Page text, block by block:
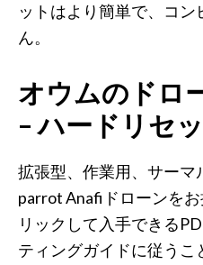
ットはより簡単で、コ
ん。
オウムのドロ
– ハードリセ
拡張型、作業用、サーマ
parrot Anafiドローンを
リックして入手できる
ティングガイドに従うこ